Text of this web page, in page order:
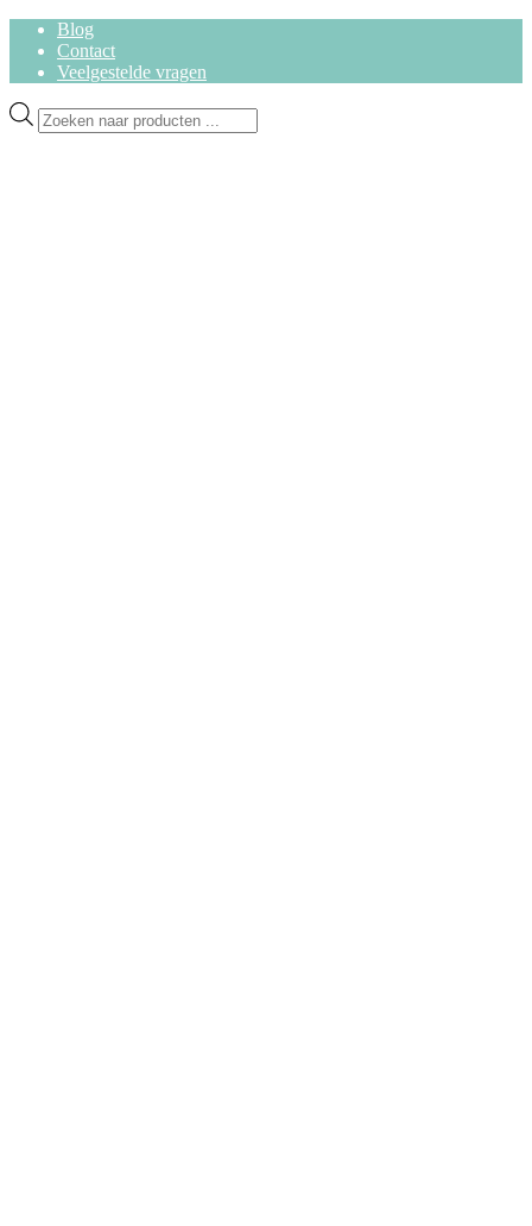
Blog
Contact
Veelgestelde vragen
Ga
door
Ga
naar
Producten
zoeken